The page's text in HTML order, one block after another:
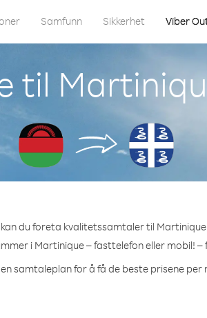
Samfunn Sikkerhet Viber
til
du foreta kvalitetssamtaler til
i Martinique – fasttelefon eller mobil!
samtaleplan for å få de beste prisene